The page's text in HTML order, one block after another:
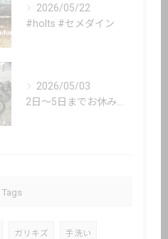
2026/05/22
#holts #セメダイン
2026/05/03
Tags
ガリキズ 手洗い